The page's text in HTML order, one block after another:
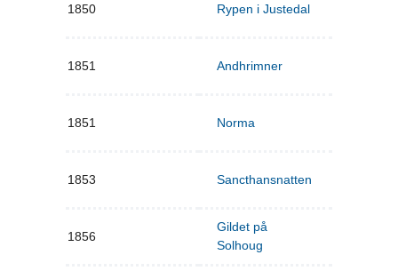
1850 Rypen i Justedal
1851 Andhrimner
1851 Norma
1853 Sancthansnatten
1856
Gildet på
Solhoug